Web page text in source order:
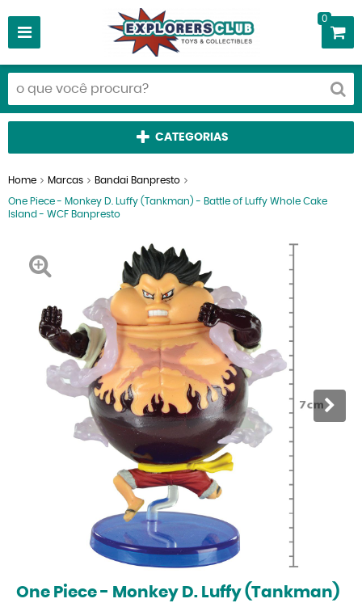
0
CATEGORIAS
Home Marcas Bandai Banpresto
One Piece - Monkey D. Luffy (Tankman) - Battle of Luffy Whole Cake
Island - WCF Banpresto
One Piece - Monkey D. Luffy (Tankman)